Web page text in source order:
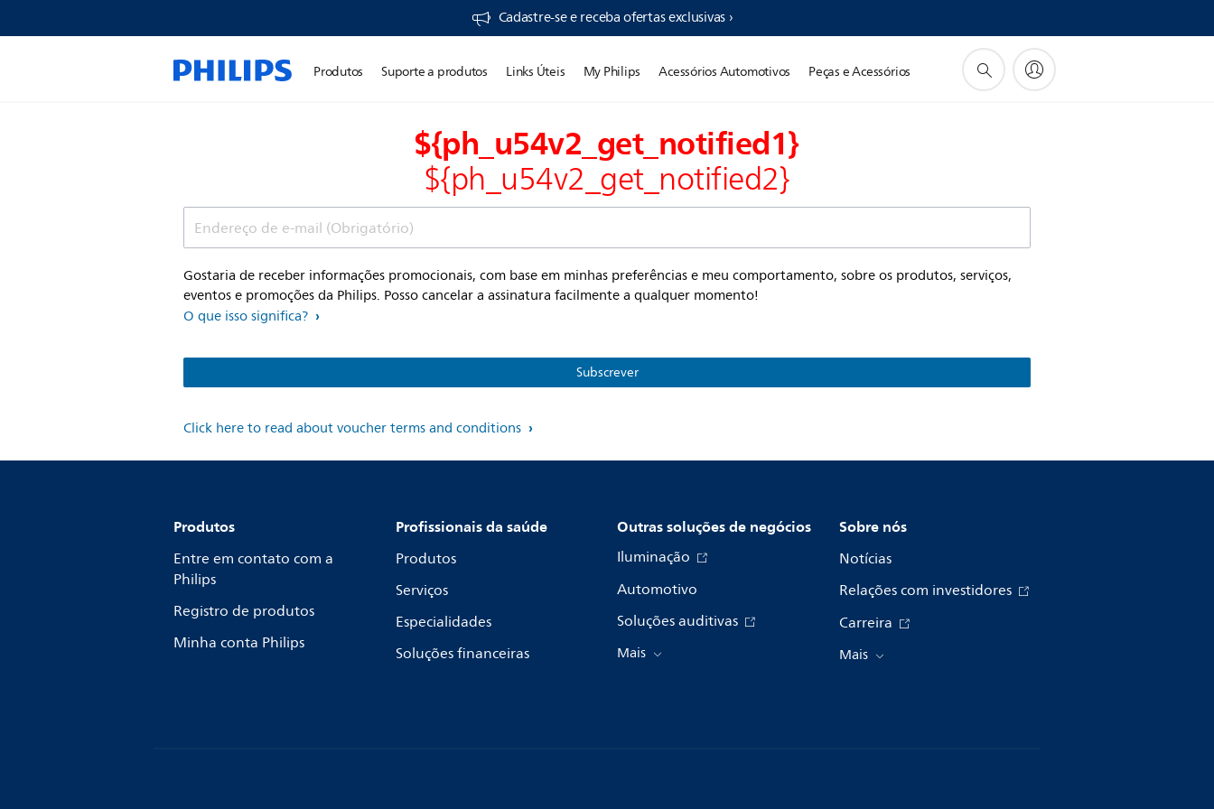
Cadastre-se e receba ofertas exclusivas ›
Produtos Suporte a produtos Links Úteis My Philips Acessórios Automotivos Peças e Acessórios
${ph_u54v2_get_notified1}
${ph_u54v2_get_notified2}
Endereço de e-mail (Obrigatório)
Gostaria de receber informações promocionais, com base em minhas preferências e meu comportamento, sobre os produtos, serviços,
eventos e promoções da Philips. Posso cancelar a assinatura facilmente a qualquer momento!
O que isso significa?
Click here to read about voucher terms and conditions
Produtos
Entre em contato com a
Philips
Registro de produtos
Minha conta Philips
Profissionais da saúde
Produtos
Serviços
Especialidades
Soluções financeiras
Outras soluções de negócios
Iluminação
Automotivo
Soluções auditivas
Mais
Sobre nós
Notícias
Relações com investidores
Carreira
Mais